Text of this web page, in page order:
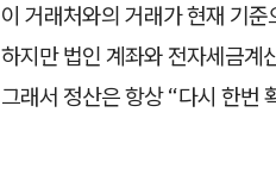
이 거래처와의 거래가 현재 기
하지만 법인 계좌와 전자세금계
그래서 정산은 항상 “다시 한번